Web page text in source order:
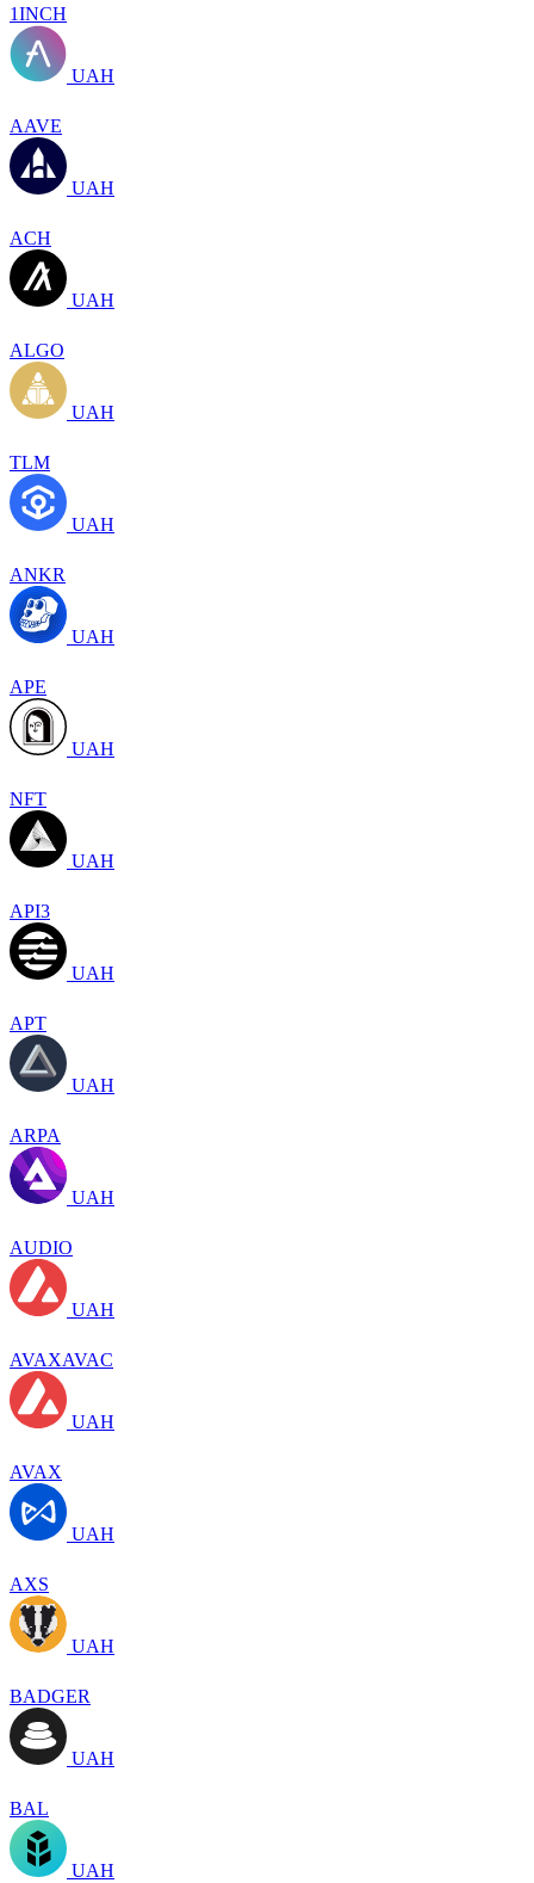
1INCH
UAH
AAVE
UAH
ACH
UAH
ALGO
UAH
TLM
UAH
ANKR
UAH
APE
UAH
NFT
UAH
API3
UAH
APT
UAH
ARPA
UAH
AUDIO
UAH
AVAXAVAC
UAH
AVAX
UAH
AXS
UAH
BADGER
UAH
BAL
UAH